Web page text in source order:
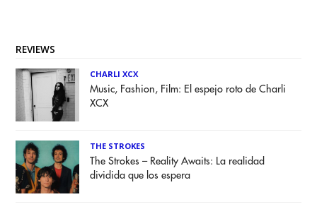
REVIEWS
CHARLI XCX
Music, Fashion, Film: El espejo roto de Charli
XCX
THE STROKES
The Strokes – Reality Awaits: La realidad
dividida que los espera